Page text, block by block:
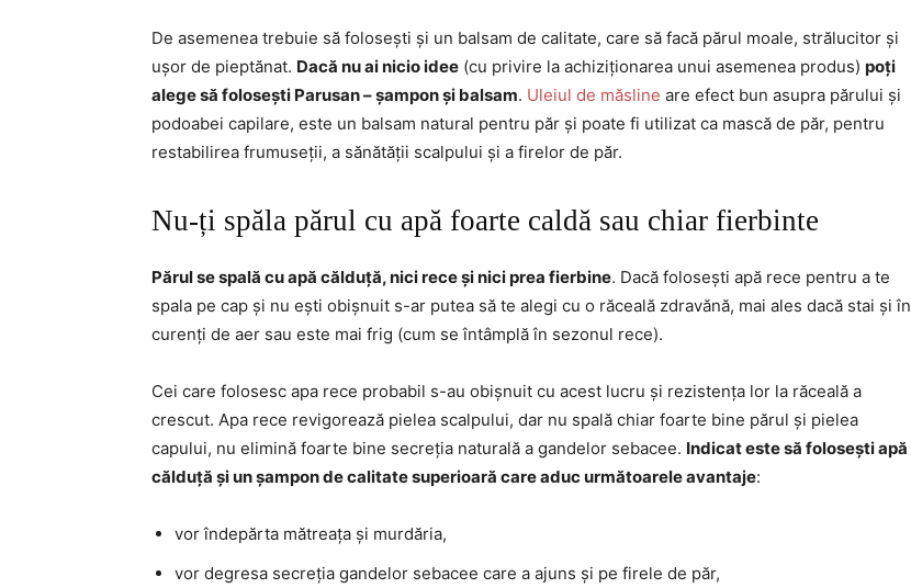
De asemenea trebuie să folosești și un balsam de calitate, care să facă părul moale, strălucitor și
ușor de pieptănat. Dacă nu ai nicio idee (cu privire la achiziționarea unui asemenea produs) poți
alege să folosești Parusan – șampon și balsam. Uleiul de măsline are efect bun asupra părului și
podoabei capilare, este un balsam natural pentru păr și poate fi utilizat ca mască de păr, pentru
restabilirea frumuseții, a sănătății scalpului și a firelor de păr.
Nu-ți spăla părul cu apă foarte caldă sau chiar fierbinte
Părul se spală cu apă călduță, nici rece și nici prea fierbine. Dacă folosești apă rece pentru a te
spala pe cap și nu ești obișnuit s-ar putea să te alegi cu o răceală zdravănă, mai ales dacă stai și în
curenți de aer sau este mai frig (cum se întâmplă în sezonul rece).
Cei care folosesc apa rece probabil s-au obișnuit cu acest lucru și rezistența lor la răceală a
crescut. Apa rece revigorează pielea scalpului, dar nu spală chiar foarte bine părul și pielea
capului, nu elimină foarte bine secreția naturală a gandelor sebacee. Indicat este să folosești apă
călduță și un șampon de calitate superioară care aduc următoarele avantaje:
vor îndepărta mătreața și murdăria,
vor degresa secreția gandelor sebacee care a ajuns și pe firele de păr,